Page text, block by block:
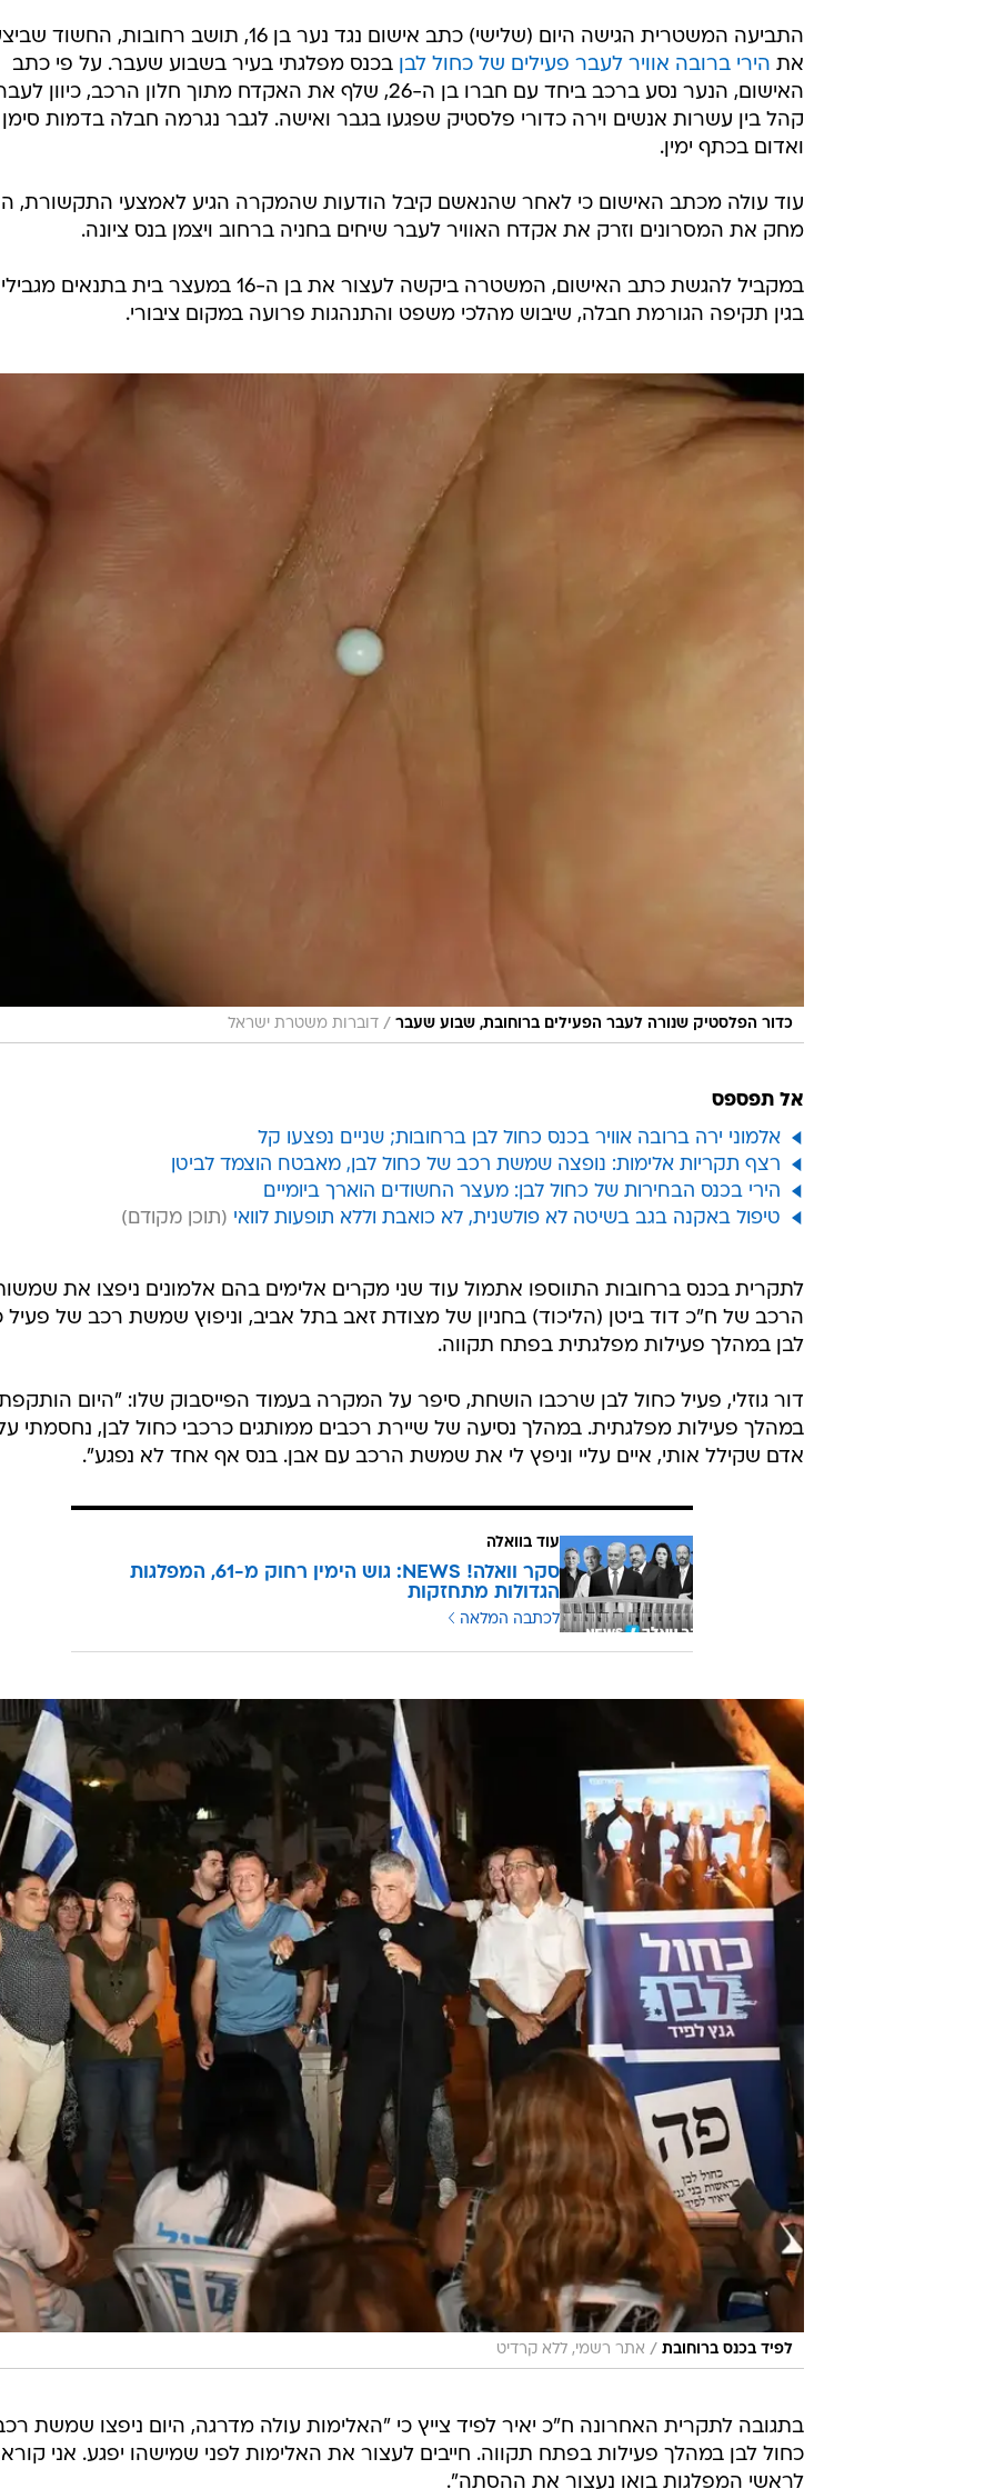
התביעה המשטרית הגישה היום (שלישי) כתב אישום נגד נער בן 16, תושב רחובות, החשוד
את הירי ברובה אוויר לעבר פעילים של כחול לבן בכנס מפלגתי בעיר בשבוע שעבר. על פי כתב
האישום, הנער נסע ברכב ביחד עם חברו בן ה-26, שלף את האקדח מתוך חלון הרכב, כיוון
קהל בין עשרות אנשים וירה כדורי פלסטיק שפגעו בגבר ואישה. לגבר נגרמה חבלה בדמות סימן
ואדום בכתף ימין.
עוד עולה מכתב האישום כי לאחר שהנאשם קיבל הודעות שהמקרה הגיע לאמצעי התקשורת,
מחק את המסרונים וזרק את אקדח האוויר לעבר שיחים בחניה ברחוב ויצמן בנס ציונה.
במקביל להגשת כתב האישום, המשטרה ביקשה לעצור את בן ה-16 במעצר בית בתנאים
בגין תקיפה הגורמת חבלה, שיבוש מהלכי משפט והתנהגות פרועה במקום ציבורי.
כדור הפלסטיק שנורה לעבר הפעילים ברוחובת, שבוע שעבר / דוברות משטרת ישראל
אל תפספס
אלמוני ירה ברובה אוויר בכנס כחול לבן ברחובות; שניים נפצעו קל
רצף תקריות אלימות: נופצה שמשת רכב של כחול לבן, מאבטח הוצמד לביטן
הירי בכנס הבחירות של כחול לבן: מעצר החשודים הוארך ביומיים
טיפול באקנה בגב בשיטה לא פולשנית, לא כואבת וללא תופעות לוואי
לתקרית בכנס ברחובות התווספו אתמול עוד שני מקרים אלימים בהם אלמונים ניפצו את
הרכב של ח"כ דוד ביטן (הליכוד) בחניון של מצודת זאב בתל אביב, וניפוץ שמשת רכב של פעיל
לבן במהלך פעילות מפלגתית בפתח תקווה.
דור גוזלי, פעיל כחול לבן שרכבו הושחת, סיפר על המקרה בעמוד הפייסבוק שלו: "היום
במהלך פעילות מפלגתית. במהלך נסיעה של שיירת רכבים ממותגים כרכבי כחול לבן, נחסמתי על
אדם שקילל אותי, איים עליי וניפץ לי את שמשת הרכב עם אבן. בנס אף אחד לא נפגע".
עוד בוואלה
סקר וואלה! NEWS: גוש הימין רחוק מ-61, המפלגות
הגדולות מתחזקות
לכתבה המלאה
לפיד בכנס ברוחובת / אתר רשמי, ללא קרדיט
בתגובה לתקרית האחרונה ח"כ יאיר לפיד צייץ כי "‏האלימות עולה מדרגה, היום ניפצו שמשת
כחול לבן במהלך פעילות בפתח תקווה. חייבים לעצור את האלימות לפני שמישהו יפגע. אני קורא
לראשי המפלגות בואו נעצור את ההסתה".